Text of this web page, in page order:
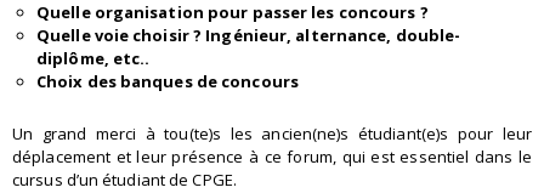
Quelle organisation pour passer les concours ?
Quelle voie choisir ? Ingénieur, alternance, double-
diplôme, etc..
Choix des banques de concours
Un grand merci à tou(te)s les ancien(ne)s étudiant(e)s pour leur
déplacement et leur présence à ce forum, qui est essentiel dans le
cursus d’un étudiant de CPGE.